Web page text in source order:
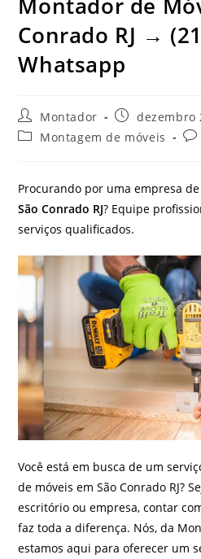
Conrado RJ →
Whatsapp
Autor
do
post:
Montador
Post
publicado:
dezembro
Categoria
Montagem de móveis
Procurando por uma empresa de
São Conrado RJ? Equipe
serviços qualificados.
Você está em busca de um
de móveis em São Conrado RJ?
escritório ou empresa, contar
faz toda a diferença. Nós, da
estamos aqui para oferecer um